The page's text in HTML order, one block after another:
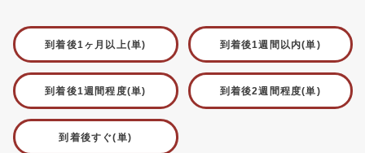
到着後1ヶ月以上(単) 到着後1週間以内(単)
到着後1週間程度(単) 到着後2週間程度(単)
到着後すぐ(単)